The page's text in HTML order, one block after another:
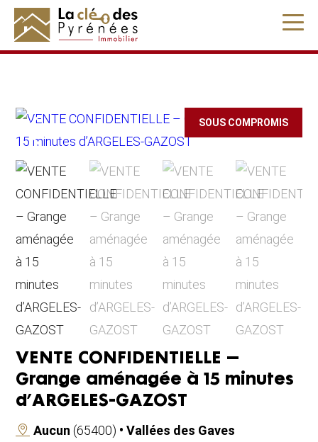
" />
SOUS COMPROMIS
VENTE CONFIDENTIELLE –
Grange aménagée à 15 minutes
d’ARGELES-GAZOST
Aucun (65400) • Vallées des Gaves